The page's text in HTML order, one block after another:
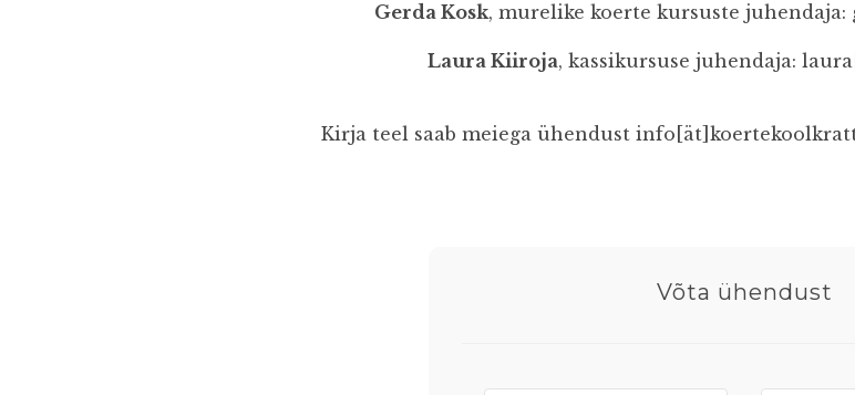
Gerda Kosk​, murelike koerte kursuste
Laura Kiiroja, kassikursuse juhendaja:
Kirja teel saab meiega ühendust
Võta ühendust